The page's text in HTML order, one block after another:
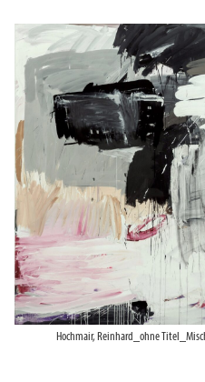
Hochmair, Reinhard_ohne